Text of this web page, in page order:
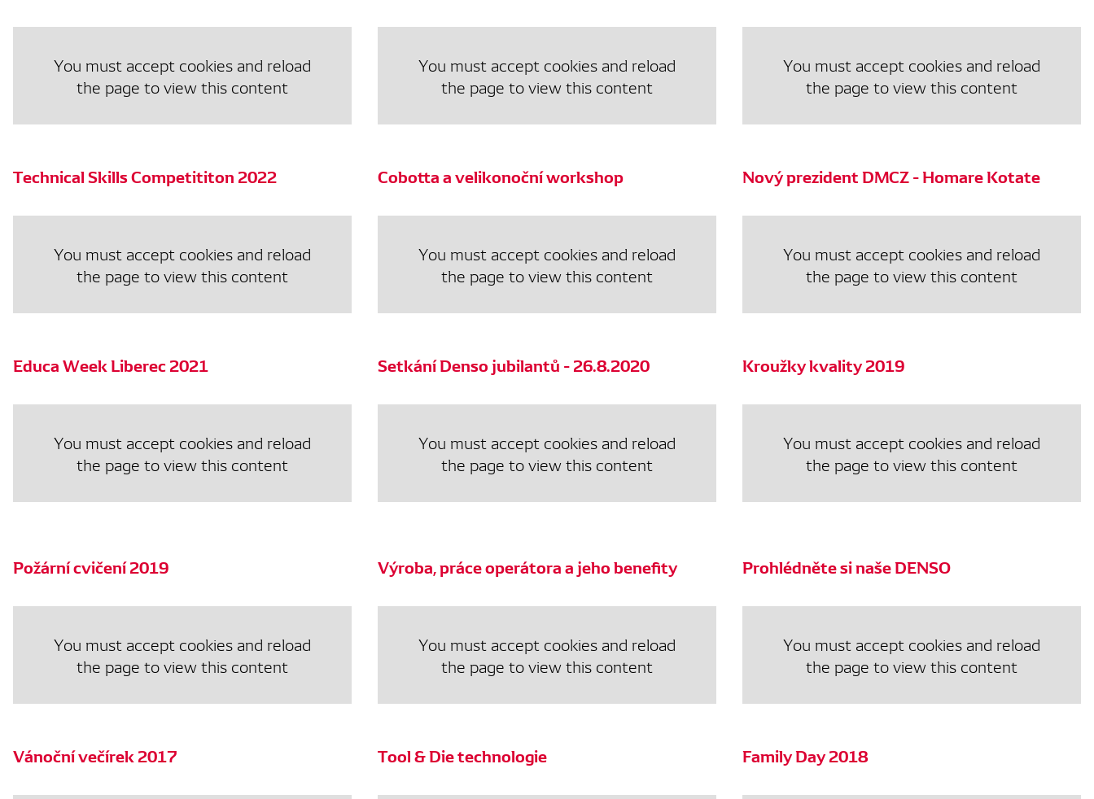
You must accept cookies and reload
the page to view this content
You must accept cookies and reload
the page to view this content
You must accept cookies and reload
the page to view this content
Technical Skills Competititon 2022
You must accept cookies and reload
the page to view this content
Cobotta a velikonoční workshop
You must accept cookies and reload
the page to view this content
Nový prezident DMCZ - Homare Kotate
You must accept cookies and reload
the page to view this content
Educa Week Liberec 2021
You must accept cookies and reload
the page to view this content
Setkání Denso jubilantů - 26.8.2020
You must accept cookies and reload
the page to view this content
Kroužky kvality 2019
You must accept cookies and reload
the page to view this content
Požární cvičení 2019
You must accept cookies and reload
the page to view this content
Výroba, práce operátora a jeho benefity
You must accept cookies and reload
the page to view this content
Prohlédněte si naše DENSO
You must accept cookies and reload
the page to view this content
Vánoční večírek 2017 Tool & Die technologie Family Day 2018